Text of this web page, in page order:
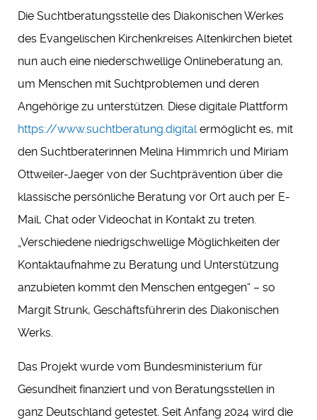
Die Suchtberatungsstelle des Diakonischen Werkes
des Evangelischen Kirchenkreises Altenkirchen bietet
nun auch eine niederschwellige Onlineberatung an,
um Menschen mit Suchtproblemen und deren
Angehörige zu unterstützen. Diese digitale Plattform
https://www.suchtberatung.digitalermöglicht es, mit
den Suchtberaterinnen Melina Himmrich und Miriam
Ottweiler-Jaeger von der Suchtprävention über die
klassische persönliche Beratung vor Ort auch per E-
Mail, Chat oder Videochat in Kontakt zu treten.
„Verschiedene niedrigschwellige Möglichkeiten der
Kontaktaufnahme zu Beratung und Unterstützung
anzubieten kommt den Menschen entgegen“ – so
Margit Strunk, Geschäftsführerin des Diakonischen
Werks.
Das Projekt wurde vom Bundesministerium für
Gesundheit finanziert und von Beratungsstellen in
ganz Deutschland getestet. Seit Anfang 2024 wird die